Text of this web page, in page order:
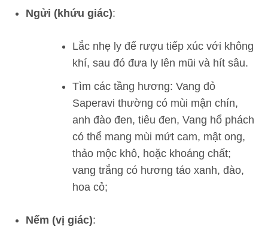
Ngửi (khứu giác):
Lắc nhẹ ly để rượu tiếp xúc với không
khí, sau đó đưa ly lên mũi và hít sâu.
Tìm các tầng hương: Vang đỏ
Saperavi thường có mùi mận chín,
anh đào đen, tiêu đen, Vang hổ phách
có thể mang mùi mứt cam, mật ong,
thảo mộc khô, hoặc khoáng chất;
vang trắng có hương táo xanh, đào,
hoa cỏ;
Nếm (vị giác):